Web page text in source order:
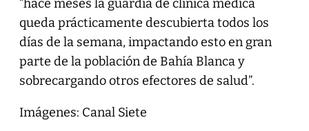
“hace meses la guardia de clínica médica
queda prácticamente descubierta todos los
días de la semana, impactando esto en gran
parte de la población de Bahía Blanca y
sobrecargando otros efectores de salud”.
Imágenes: Canal Siete